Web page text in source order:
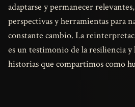
adaptarse y permanecer
perspectivas y herramientas para
constante cambio. La
es un testimonio de la resiliencia y
historias que compartimos como